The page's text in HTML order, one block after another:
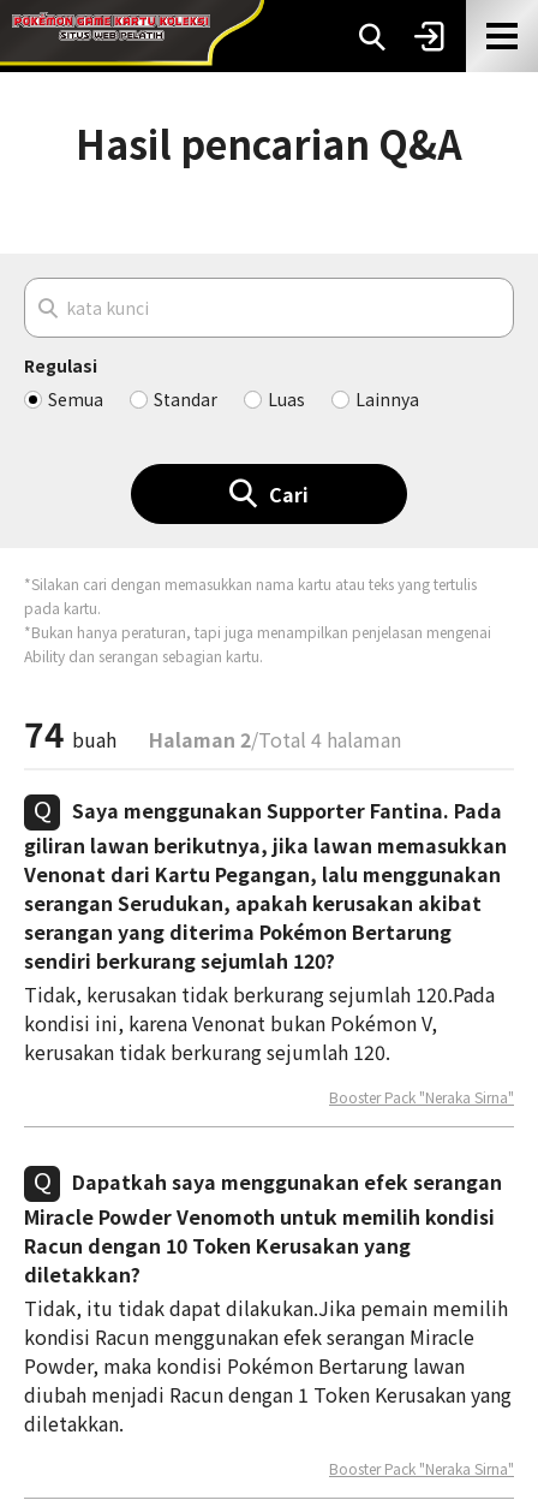
Hasil pencarian Q&A
Regulasi
Semua
Standar Luas Lainnya
Cari
*Silakan cari dengan memasukkan nama kartu atau teks yang tertulis
pada kartu.
*Bukan hanya peraturan, tapi juga menampilkan penjelasan mengenai
Ability dan serangan sebagian kartu.
74 buah Halaman 2/Total 4 halaman
Saya menggunakan Supporter Fantina. Pada
giliran lawan berikutnya, jika lawan memasukkan
Venonat dari Kartu Pegangan, lalu menggunakan
serangan Serudukan, apakah kerusakan akibat
serangan yang diterima Pokémon Bertarung
sendiri berkurang sejumlah 120?
Tidak, kerusakan tidak berkurang sejumlah 120.Pada
kondisi ini, karena Venonat bukan Pokémon V,
kerusakan tidak berkurang sejumlah 120.
Booster Pack "Neraka Sirna"
Dapatkah saya menggunakan efek serangan
Miracle Powder Venomoth untuk memilih kondisi
Racun dengan 10 Token Kerusakan yang
diletakkan?
Tidak, itu tidak dapat dilakukan.Jika pemain memilih
kondisi Racun menggunakan efek serangan Miracle
Powder, maka kondisi Pokémon Bertarung lawan
diubah menjadi Racun dengan 1 Token Kerusakan yang
diletakkan.
Booster Pack "Neraka Sirna"